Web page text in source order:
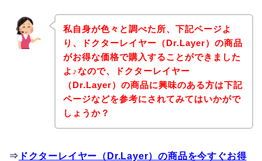
私自身が色々と調べた所、下記ページよ
り、ドクターレイヤー（Dr.Layer）の商品
がお得な価格で購入することができました
よ♪なので、ドクターレイヤー
（Dr.Layer）の商品に興味のある方は下記
ページなどを参考にされてみてはいかがで
しょうか？
⇒ ドクターレイヤー（Dr.Layer）の商品を今すぐお得